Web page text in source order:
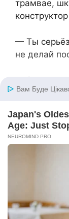
трамвае,
— Ты
не делай
вводные. Я
кухонной
вы живёте
Нормально.
—
— Мои